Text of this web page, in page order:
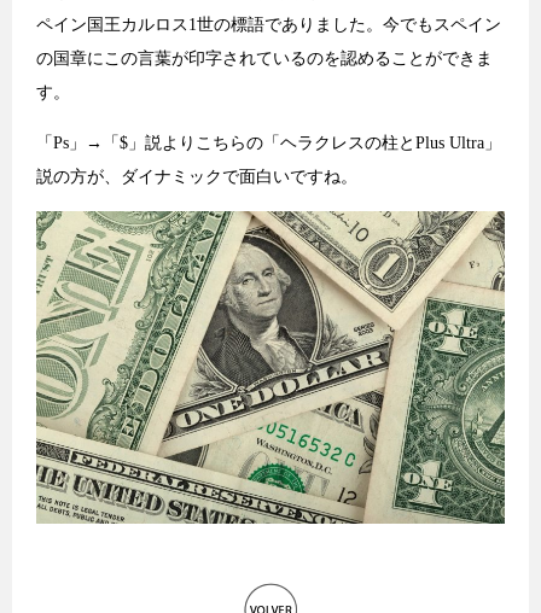
ペイン国王カルロス1世の標語でありました。今でもスペイン
の国章にこの言葉が印字されているのを認めることができま
す。
「Ps」→「$」説よりこちらの「ヘラクレスの柱とPlus Ultra」
説の方が、ダイナミックで面白いですね。